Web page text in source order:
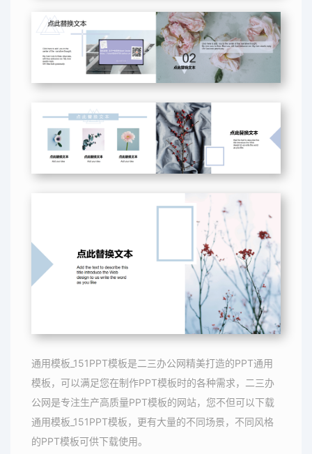
通用模板_151PPT模板是二三办公网精美打造的PPT通用
模板，可以满足您在制作PPT模板时的各种需求，二三办
公网是专注生产高质量PPT模板的网站，您不但可以下载
通用模板_151PPT模板，更有大量的不同场景，不同风格
的PPT模板可供下载使用。